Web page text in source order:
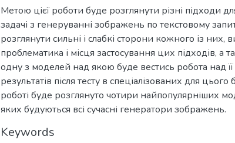
Метою цієї роботи буде розглянути різні підходи
задачі з генеруванні зображень по текстовому
розглянути сильні і слабкі сторони кожного із них,
проблематика і місця застосування цих підходів, а
одну з моделей над якою буде вестись робота над
результатів після тесту в спеціалізованих для
роботі буде розглянуто чотири найпопулярніших
яких будуються всі сучасні генератори зображень.
Keywords